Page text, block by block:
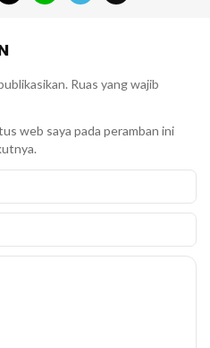
Ruas yang wajib
web saya pada peramban ini